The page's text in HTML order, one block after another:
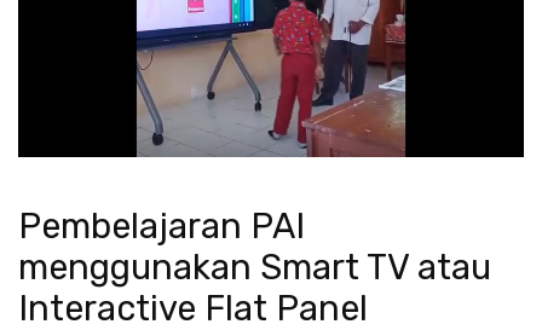
Pembelajaran PAI
menggunakan Smart TV atau
Interactive Flat Panel